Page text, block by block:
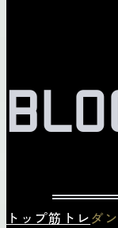
トップ筋トレダ